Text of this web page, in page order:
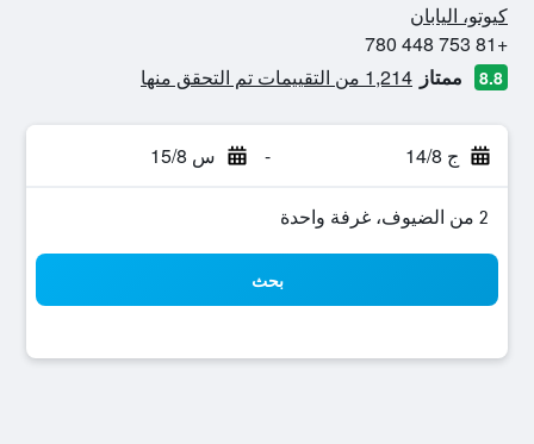
كيوتو، اليابان
+81 753 448 780
8.8 ممتاز 1,214 من التقييمات تم التحقق منها
ج 14/8 - س 15/8
2 من الضيوف، غرفة واحدة
بحث